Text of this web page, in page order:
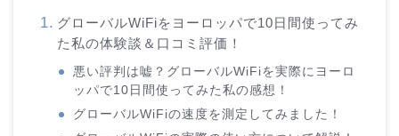
グローバルWiFiをヨーロッパで10日間使ってみ
た私の体験談＆口コミ評価！
悪い評判は嘘？グローバルWiFiを実際にヨーロ
ッパで10日間使ってみた私の感想！
グローバルWiFiの速度を測定してみました！